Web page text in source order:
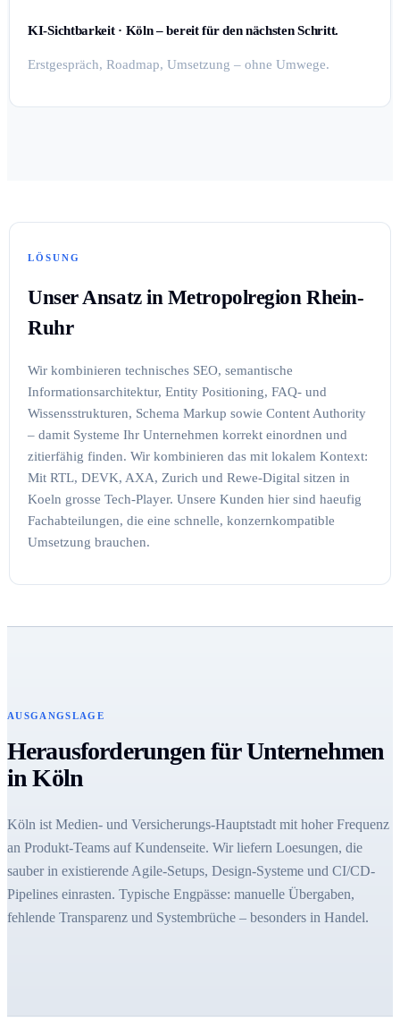
KI-Sichtbarkeit · Köln – bereit für den nächsten Schritt.
Erstgespräch, Roadmap, Umsetzung – ohne Umwege.
LÖSUNG
Unser Ansatz in Metropolregion Rhein-
Ruhr
Wir kombinieren technisches SEO, semantische
Informationsarchitektur, Entity Positioning, FAQ- und
Wissensstrukturen, Schema Markup sowie Content Authority
– damit Systeme Ihr Unternehmen korrekt einordnen und
zitierfähig finden. Wir kombinieren das mit lokalem Kontext:
Mit RTL, DEVK, AXA, Zurich und Rewe-Digital sitzen in
Koeln grosse Tech-Player. Unsere Kunden hier sind haeufig
Fachabteilungen, die eine schnelle, konzernkompatible
Umsetzung brauchen.
AUSGANGSLAGE
Herausforderungen für Unternehmen
in Köln
Köln ist Medien- und Versicherungs-Hauptstadt mit hoher Frequenz
an Produkt-Teams auf Kundenseite. Wir liefern Loesungen, die
sauber in existierende Agile-Setups, Design-Systeme und CI/CD-
Pipelines einrasten. Typische Engpässe: manuelle Übergaben,
fehlende Transparenz und Systembrüche – besonders in Handel.